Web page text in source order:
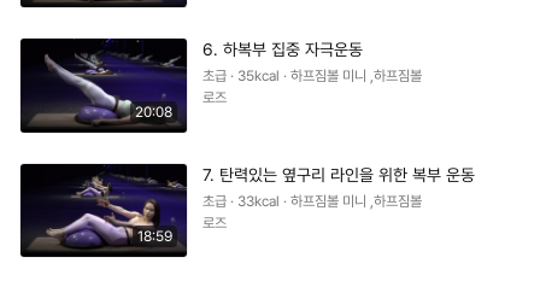
20:08
6. 하복부 집중 자극운동
초급 · 35kcal · 하프짐볼 미니 ,하프짐볼
로즈
18:59
7. 탄력있는 옆구리 라인을 위한 복부 운동
초급 · 33kcal · 하프짐볼 미니 ,하프짐볼
로즈